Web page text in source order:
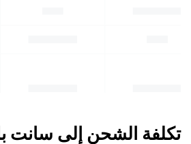
تكلفة الشحن إلى سانت